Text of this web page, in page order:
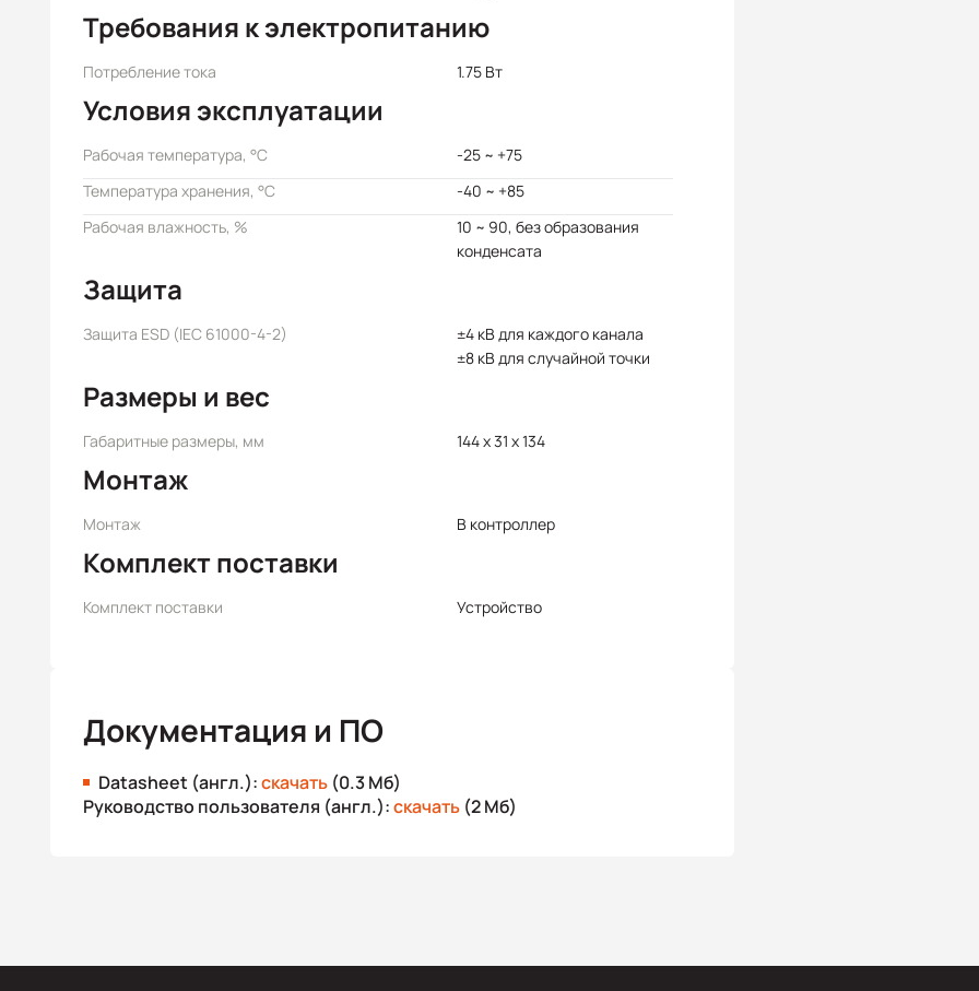
Требования к электропитанию
Потребление тока 1.75 Вт
Условия эксплуатации
Рабочая температура, °C
-25 ~ +75
Температура хранения, °C
-40 ~ +85
Рабочая влажность, %
10 ~ 90, без образования
конденсата
Защита
Защита ESD (IEC 61000-4-2)
±4 кВ для каждого канала
±8 кВ для случайной точки
Размеры и вес
Габаритные размеры, мм 144 x 31 x 134
Монтаж
Монтаж В контроллер
Комплект поставки
Комплект поставки Устройство
Документация и ПО
Datasheet (англ.):скачать (0.3 Мб)
Руководство пользователя (англ.):скачать (2 Мб)